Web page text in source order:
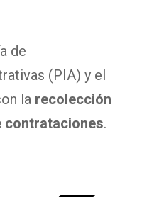
de
(PIA) y el
la recolección
contrataciones.